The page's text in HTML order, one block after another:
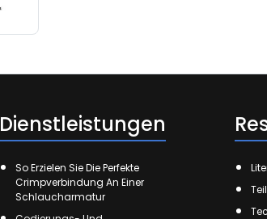
Dienstleistungen
So Erzielen Sie Die Perfekte
Crimpverbindung An Einer
Schlaucharmatur